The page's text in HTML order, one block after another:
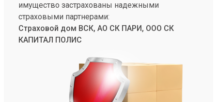
имущество застрахованы надежными
страховыми партнерами:
Страховой дом ВСК, АО СК ПАРИ, ООО СК
КАПИТАЛ ПОЛИС